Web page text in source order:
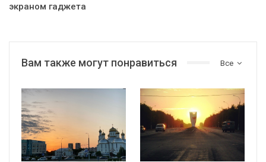
экраном гаджета
Все
Вам также могут понравиться